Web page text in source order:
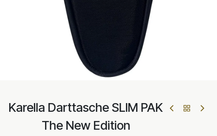
Karella Darttasche SLIM PAK
The New Edition